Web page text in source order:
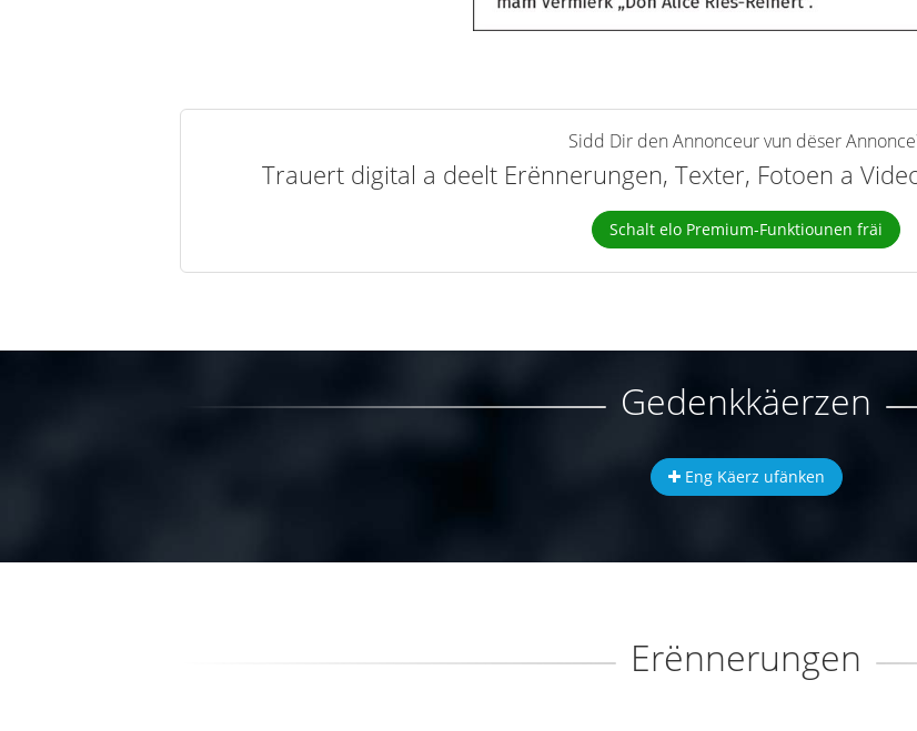
Sidd Dir den Annonceur vun dëser
Trauert digital a deelt Erënnerungen, Texter, Fotoen a
Schalt elo Premium-Funktiounen fräi
Gedenkkäerzen
Eng Käerz ufänken
Erënnerungen